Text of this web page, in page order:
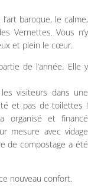
baroque, le calme,
Vernettes. Vous n’y
et plein le cœur.
de l’année. Elle y
visiteurs dans une
et pas de toilettes !
organisé et financé
mesure avec vidage
de compostage a été
nouveau confort.